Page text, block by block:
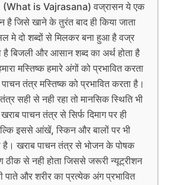
(What is Vajrasana) वज्रासन ये एक
है जिसे खाने के तुरंत बाद ही किया जाता
मे दो शब्दों से मिलकर बना हुआ है वज्र
है बिजली और आसान शब्द का अर्थ होता है
मस्तिष्क हमारे अंगों को प्रभावित करता
तंत्र मस्तिष्क को प्रभावित करता है।
सही से नही रहा तो मानसिक स्थिति भी
पाचन तंत्र से सिर्फ दिमाग पर ही
इससे आंखें, स्किन और बालों पर भी
खराब पाचन तंत्र से भोजन के पोषक
ठीक से नही होता जिससे जरूरी न्यूट्रीशन
पाते और शरीर का प्रत्येक अंग प्रभावित